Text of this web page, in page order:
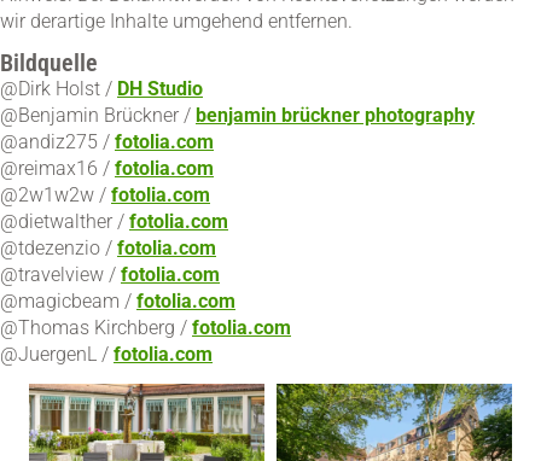
wir derartige Inhalte umgehend entfernen.
Bildquelle
@Dirk Holst / DH Studio
@Benjamin Brückner / benjamin brückner photography
@andiz275 / fotolia.com
@reimax16 / fotolia.com
@2w1w2w / fotolia.com
@dietwalther / fotolia.com
@tdezenzio / fotolia.com
@travelview / fotolia.com
@magicbeam / fotolia.com
@Thomas Kirchberg / fotolia.com
@JuergenL / fotolia.com